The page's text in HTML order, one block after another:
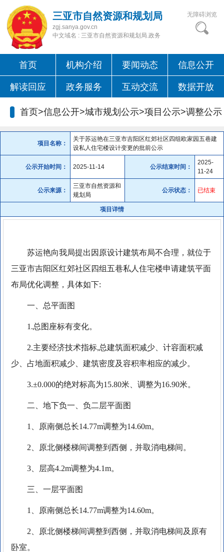
三亚市自然资源和规划局
zgj.sanya.gov.cn
中文域名 : 三亚市自然资源和规划局.政务
无障碍浏览
首页 机构介绍 要闻动态 信息公开
解读回应 政务服务 互动交流 数据开放
首页>信息公开>城市规划公示>项目公示>调整公示
项目名称：
关于苏运艳在三亚市吉阳区红郊社区四组欧家园五巷建
设私人住宅楼设计变更的批前公示
公示开始时间： 2025-11-14 公示结束时间：
2025-
11-24
公示来源：
三亚市自然资源和
规划局
公示状态： 已结束
项目详情
苏运艳向我局提出因原设计建筑布局不合理，就位于
三亚市吉阳区红郊社区四组五巷私人住宅楼申请建筑平面
布局优化调整，具体如下:
一、总平面图
1.总图座标有变化。
2.主要经济技术指标,总建筑面积减少、计容面积减
少、占地面积减少、建筑密度及容积率相应的减少。
3.±0.000的绝对标高为15.80米、调整为16.90米。
二、地下负一、负二层平面图
1、原南侧总长14.77m调整为14.60m。
2、原北侧楼梯间调整到西侧，并取消电梯间。
3、层高4.2m调整为4.1m。
三、一层平面图
1、原南侧总长14.77m调整为14.60m。
2、原北侧楼梯间调整到西侧，并取消电梯间及原有
卧室。